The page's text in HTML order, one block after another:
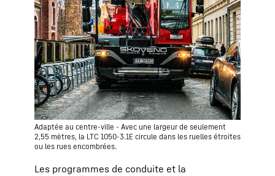
Adaptée au centre-ville - Avec une largeur de seulement
2,55 mètres, la LTC 1050-3.1E circule dans les ruelles étroites
ou les rues encombrées.
Les programmes de conduite et la